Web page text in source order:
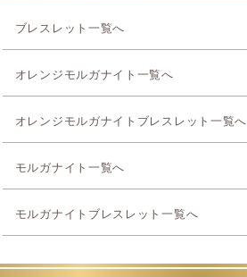
ブレスレット一覧へ
オレンジモルガナイト一覧へ
オレンジモルガナイトブレスレット一覧へ
モルガナイト一覧へ
モルガナイトブレスレット一覧へ